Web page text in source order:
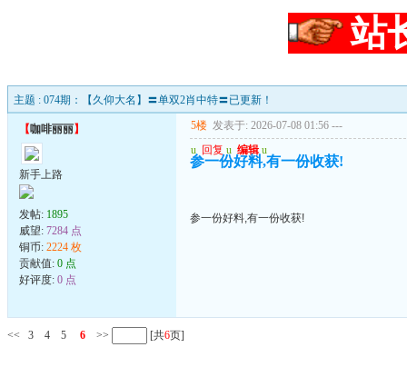
站
主题 : 074期：【久仰大名】〓单双2肖中特〓已更新！
【咖啡丽丽】
新手上路
发帖: 1895
威望: 7284 点
铜币: 2224 枚
贡献值: 0 点
好评度: 0 点
5楼 发表于: 2026-07-08 01:56 ---
u 回复 u 编辑 u
参一份好料,有一份收获!
参一份好料,有一份收获!
<< 3 4 5 6 >> [共6页]